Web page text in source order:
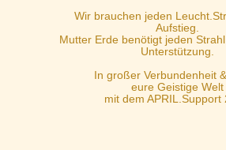
Wir brauchen jeden
Aufstieg.
Mutter Erde benötigt jeden
Unterstützung.
In großer Verbundenheit
eure Geistige Welt
mit dem APRIL.Support